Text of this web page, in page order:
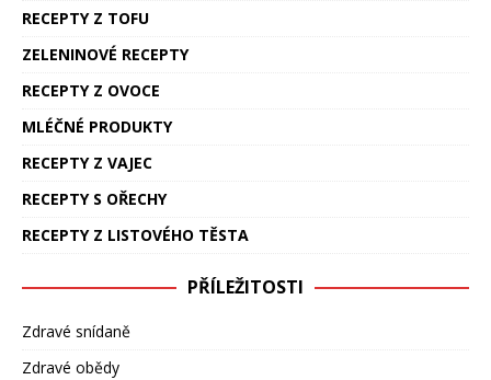
RECEPTY Z TOFU
ZELENINOVÉ RECEPTY
RECEPTY Z OVOCE
MLÉČNÉ PRODUKTY
RECEPTY Z VAJEC
RECEPTY S OŘECHY
RECEPTY Z LISTOVÉHO TĚSTA
PŘÍLEŽITOSTI
Zdravé snídaně
Zdravé obědy